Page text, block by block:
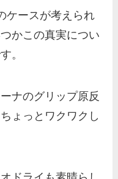
ケースが考えられ
かこの真実につい
。
ナのグリップ原反
ょっとワクワクし